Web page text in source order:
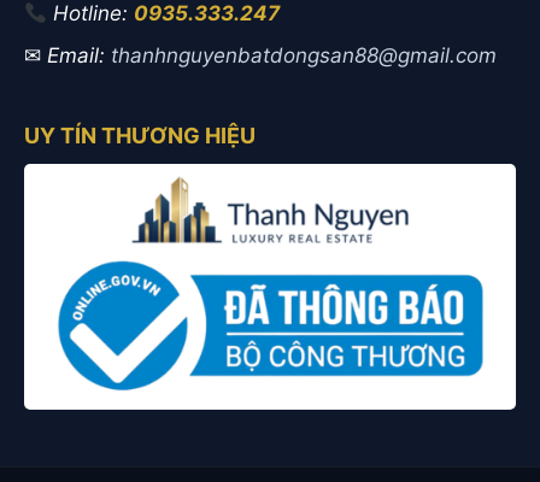
Hotline: 0935.333.247
✉ Email: thanhnguyenbatdongsan88@gmail.com
UY TÍN THƯƠNG HIỆU